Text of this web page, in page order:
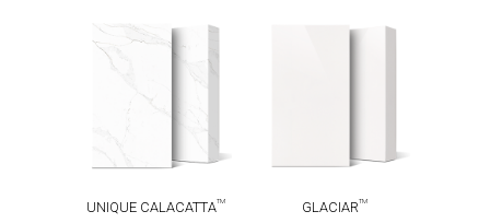
UNIQUE
UNIQUE CALACATTATM GLACIARTM